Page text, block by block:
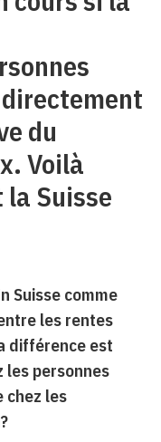
du
Voilà
Suisse
Suisse comme
les rentes
différence est
les personnes
chez les